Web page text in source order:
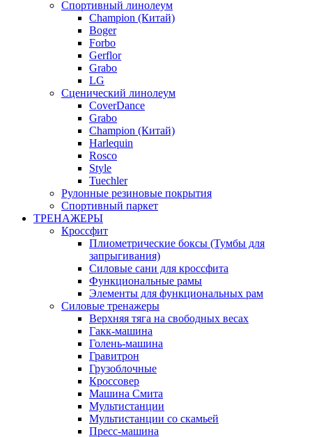
Спортивный линолеум
Champion (Китай)
Boger
Forbo
Gerflor
Grabo
LG
Сценический линолеум
CoverDance
Grabo
Champion (Китай)
Harlequin
Rosco
Style
Tuechler
Рулонные резиновые покрытия
Спортивный паркет
ТРЕНАЖЕРЫ
Кроссфит
Плиометрические боксы (Тумбы для
запрыгивания)
Силовые сани для кроссфита
Функциональные рамы
Элементы для функциональных рам
Силовые тренажеры
Верхняя тяга на свободных весах
Гакк-машина
Голень-машина
Гравитрон
Грузоблочные
Кроссовер
Машина Смита
Мультистанции
Мультистанции со скамьей
Пресс-машина